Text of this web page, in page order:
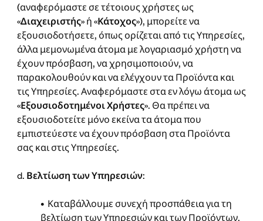
(αναφερόμαστε σε τέτοιους χρήστες ως
«Διαχειριστής» ή «Κάτοχος»), μπορείτε να
εξουσιοδοτήσετε, όπως ορίζεται από τις Υπηρεσίες,
άλλα μεμονωμένα άτομα με λογαριασμό χρήστη να
έχουν πρόσβαση, να χρησιμοποιούν, να
παρακολουθούν και να ελέγχουν τα Προϊόντα και
τις Υπηρεσίες. Αναφερόμαστε στα εν λόγω άτομα ως
«Εξουσιοδοτημένοι Χρήστες». Θα πρέπει να
εξουσιοδοτείτε μόνο εκείνα τα άτομα που
εμπιστεύεστε να έχουν πρόσβαση στα Προϊόντα
σας και στις Υπηρεσίες.
d. Βελτίωση των Υπηρεσιών:
• Καταβάλλουμε συνεχή προσπάθεια για τη
βελτίωση των Υπηρεσιών και των Προϊόντων.